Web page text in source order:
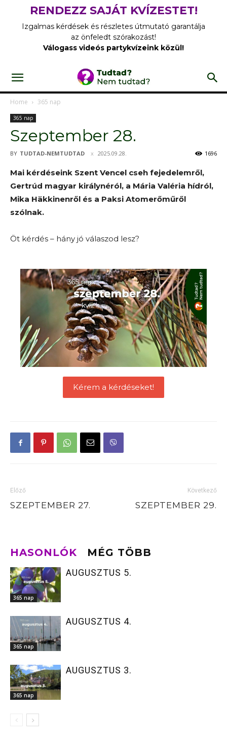
RENDEZZ SAJÁT KVÍZESTET!
Izgalmas kérdések és részletes útmutató garantálja
az önfeledt szórakozást!
Válogass videós partykvízeink közül!
Home 365 nap
365 nap
Szeptember 28.
BY TUDTAD-NEMTUDTAD 2025.09.28. 1696
Mai kérdéseink Szent Vencel cseh fejedelemről,
Gertrúd magyar királynéról, a Mária Valéria hídról,
Mika Häkkinenről és a Paksi Atomerőműről
szólnak.
Öt kérdés – hány jó válaszod lesz?
Kérem a kérdéseket!
Előző
SZEPTEMBER 27.
Következő
SZEPTEMBER 29.
HASONLÓK MÉG TÖBB
365 nap
AUGUSZTUS 5.
365 nap
AUGUSZTUS 4.
365 nap
AUGUSZTUS 3.